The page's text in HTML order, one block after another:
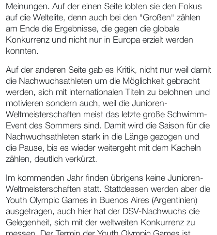
Meinungen. Auf der einen Seite lobten sie den Fokus
auf die Weltelite, denn auch bei den "Großen" zählen
am Ende die Ergebnisse, die gegen die globale
Konkurrenz und nicht nur in Europa erzielt werden
konnten.
Auf der anderen Seite gab es Kritik, nicht nur weil damit
die Nachwuchsathleten um die Möglichkeit gebracht
werden, sich mit internationalen Titeln zu belohnen und
motivieren sondern auch, weil die Junioren-
Weltmeisterschaften meist das letzte große Schwimm-
Event des Sommers sind. Damit wird die Saison für die
Nachwuchsathleten stark in die Länge gezogen und
die Pause, bis es wieder weitergeht mit dem Kacheln
zählen, deutlich verkürzt.
Im kommenden Jahr finden übrigens keine Junioren-
Weltmeisterschaften statt. Stattdessen werden aber die
Youth Olympic Games in Buenos Aires (Argentinien)
ausgetragen, auch hier hat der DSV-Nachwuchs die
Gelegenheit, sich mit der weltweiten Konkurrenz zu